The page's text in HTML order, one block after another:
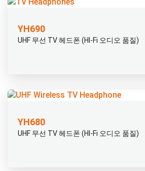
YH690
UHF 무선 TV 헤드폰 (HI-Fi 오디오 품질)
YH680
UHF 무선 TV 헤드폰 (HI-Fi 오디오 품질)